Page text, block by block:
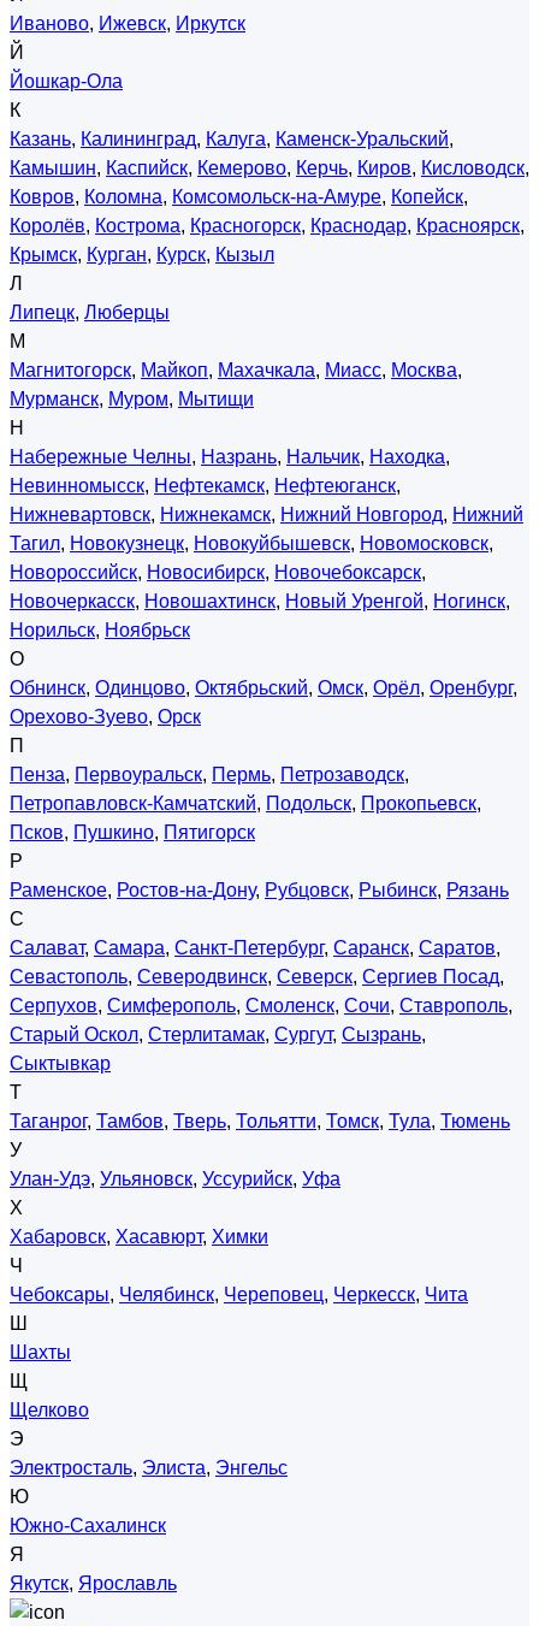
Иваново, Ижевск, Иркутск
Й
Йошкар-Ола
К
Казань, Калининград, Калуга, Каменск-Уральский,
Камышин, Каспийск, Кемерово, Керчь, Киров, Кисловодск,
Ковров, Коломна, Комсомольск-на-Амуре, Копейск,
Королёв, Кострома, Красногорск, Краснодар, Красноярск,
Крымск, Курган, Курск, Кызыл
Л
Липецк, Люберцы
М
Магнитогорск, Майкоп, Махачкала, Миасс, Москва,
Мурманск, Муром, Мытищи
Н
Набережные Челны, Назрань, Нальчик, Находка,
Невинномысск, Нефтекамск, Нефтеюганск,
Нижневартовск, Нижнекамск, Нижний Новгород, Нижний
Тагил, Новокузнецк, Новокуйбышевск, Новомосковск,
Новороссийск, Новосибирск, Новочебоксарск,
Новочеркасск, Новошахтинск, Новый Уренгой, Ногинск,
Норильск, Ноябрьск
О
Обнинск, Одинцово, Октябрьский, Омск, Орёл, Оренбург,
Орехово-Зуево, Орск
П
Пенза, Первоуральск, Пермь, Петрозаводск,
Петропавловск-Камчатский, Подольск, Прокопьевск,
Псков, Пушкино, Пятигорск
Р
Раменское, Ростов-на-Дону, Рубцовск, Рыбинск, Рязань
С
Салават, Самара, Санкт-Петербург, Саранск, Саратов,
Севастополь, Северодвинск, Северск, Сергиев Посад,
Серпухов, Симферополь, Смоленск, Сочи, Ставрополь,
Старый Оскол, Стерлитамак, Сургут, Сызрань,
Сыктывкар
Т
Таганрог, Тамбов, Тверь, Тольятти, Томск, Тула, Тюмень
У
Улан-Удэ, Ульяновск, Уссурийск, Уфа
Х
Хабаровск, Хасавюрт, Химки
Ч
Чебоксары, Челябинск, Череповец, Черкесск, Чита
Ш
Шахты
Щ
Щелково
Э
Электросталь, Элиста, Энгельс
Ю
Южно-Сахалинск
Я
Якутск, Ярославль